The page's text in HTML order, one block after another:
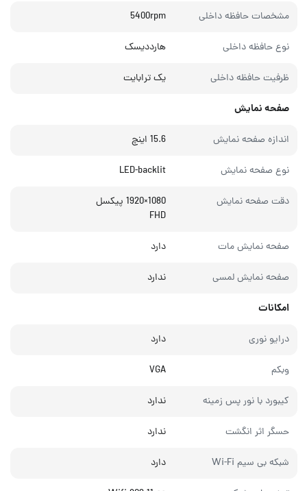
مشخصات حافظه داخلی 5400rpm
نوع حافظه داخلی هارددیسک
ظرفیت حافظه داخلی یک ترابایت
صفحه نمایش
اندازه صفحه نمایش 15.6 اینچ
نوع صفحه نمایش LED-backlit
دقت صفحه نمایش
1080×1920 پیکسل
FHD
صفحه نمایش مات دارد
صفحه نمایش لمسی ندارد
امکانات
درایو نوری دارد
وبکم VGA
کیبورد با نور پس زمینه ندارد
حسگر اثر انگشت ندارد
شبکه بی سیم Wi-Fi دارد